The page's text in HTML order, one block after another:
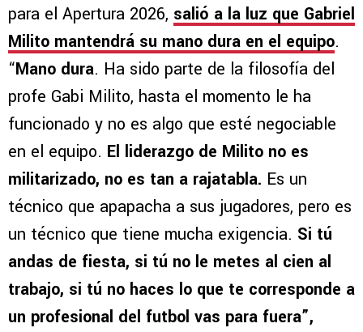
para el Apertura 2026, salió a la luz que Gabriel
Milito mantendrá su mano dura en el equipo.
“Mano dura. Ha sido parte de la filosofía del
profe Gabi Milito, hasta el momento le ha
funcionado y no es algo que esté negociable
en el equipo. El liderazgo de Milito no es
militarizado, no es tan a rajatabla. Es un
técnico que apapacha a sus jugadores, pero es
un técnico que tiene mucha exigencia. Si tú
andas de fiesta, si tú no le metes al cien al
trabajo, si tú no haces lo que te corresponde a
un profesional del futbol vas para fuera”,